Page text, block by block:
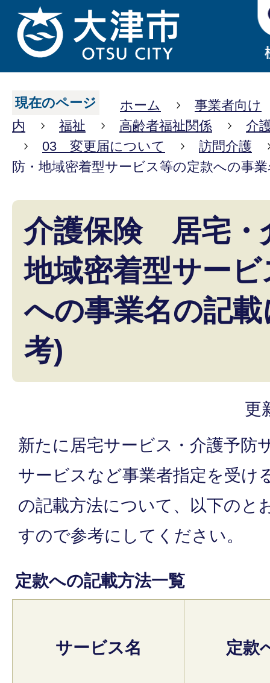
現在のページ ホーム
事業者向け
内
福祉 高齢者福祉関係
介
03 変更届について
訪問介護
防・地域密着型サービス等の定款への事
介護保険 居宅・
地域密着型サー
への事業名の記
考)
更
新たに居宅サービス・介護予防
サービスなど事業者指定を受け
の記載方法について、以下のと
すので参考にしてください。
定款への記載方法一覧
サービス名 定款